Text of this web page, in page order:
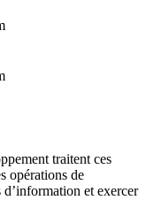
traitent ces
opérations de
et exercer